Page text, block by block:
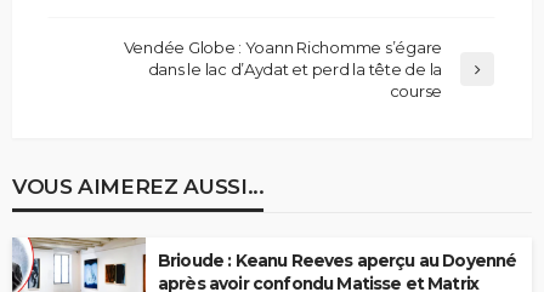
Vendée Globe : Yoann Richomme s’égare
dans le lac d’Aydat et perd la tête de la
course
VOUS AIMEREZ AUSSI...
Brioude : Keanu Reeves aperçu au Doyenné
après avoir confondu Matisse et Matrix